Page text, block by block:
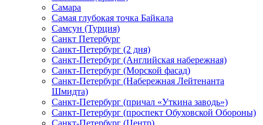
Самара
Самая глубокая точка Байкала
Самсун (Турция)
Санкт Петербург
Санкт-Петербург (2 дня)
Санкт-Петербург (Английская набережная)
Санкт-Петербург (Морской фасад)
Санкт-Петербург (Набережная Лейтенанта
Шмидта)
Санкт-Петербург (причал «Уткина заводь»)
Санкт-Петербург (проспект Обуховской Обороны)
Санкт-Петербург (Центр)